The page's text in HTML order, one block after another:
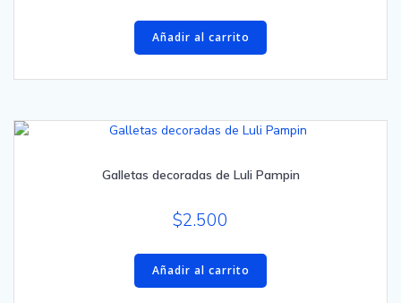
Añadir al carrito
Galletas decoradas de Luli Pampin
$2.500
Añadir al carrito